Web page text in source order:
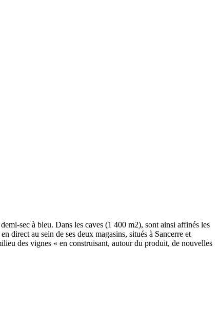
sec à bleu. Dans les caves (1 400 m2), sont ainsi affinés les
direct au sein de ses deux magasins, situés à Sancerre et
des vignes « en construisant, autour du produit, de nouvelles